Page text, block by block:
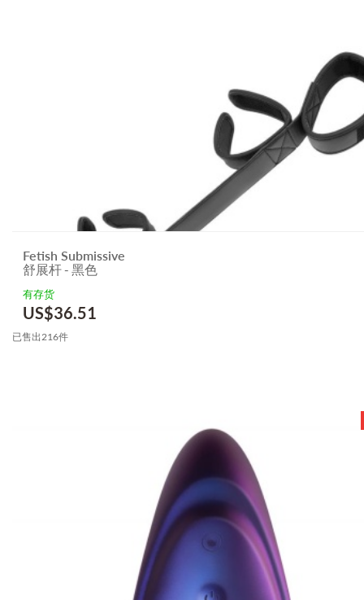
Fetish Submissive
舒展杆 - 黑色
有存货
US$36.51
已售出216件